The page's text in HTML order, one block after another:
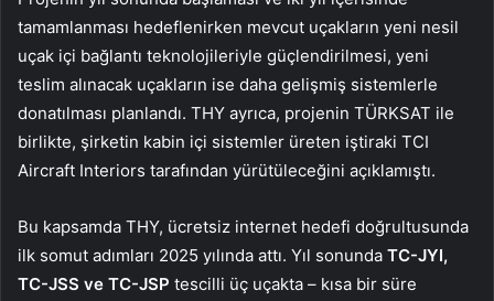
tamamlanması hedeflenirken mevcut uçakların yeni nesil
uçak içi bağlantı teknolojileriyle güçlendirilmesi, yeni
teslim alınacak uçakların ise daha gelişmiş sistemlerle
donatılması planlandı. THY ayrıca, projenin TÜRKSAT ile
birlikte, şirketin kabin içi sistemler üreten iştiraki TCI
Aircraft Interiors tarafından yürütüleceğini açıklamıştı.
Bu kapsamda THY, ücretsiz internet hedefi doğrultusunda
ilk somut adımları 2025 yılında attı. Yıl sonunda TC-JYI,
TC-JSS ve TC-JSP tescilli üç uçakta – kısa bir süre